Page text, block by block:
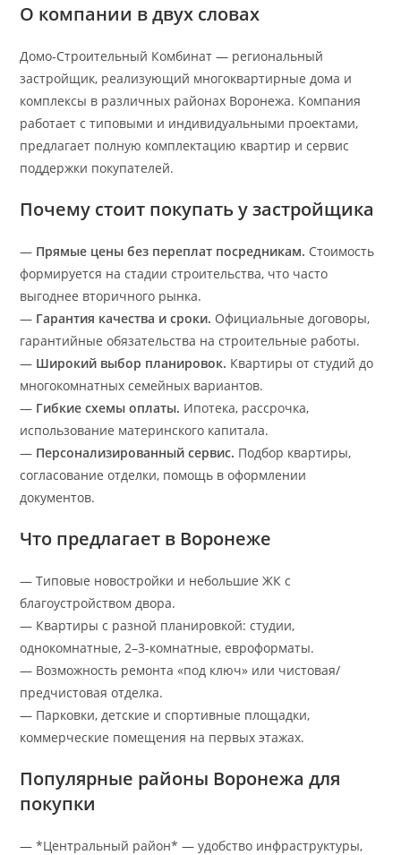
О компании в двух словах
Домо‑Строительный Комбинат — региональный
застройщик, реализующий многоквартирные дома и
комплексы в различных районах Воронежа. Компания
работает с типовыми и индивидуальными проектами,
предлагает полную комплектацию квартир и сервис
поддержки покупателей.
Почему стоит покупать у застройщика
— Прямые цены без переплат посредникам. Стоимость
формируется на стадии строительства, что часто
выгоднее вторичного рынка.
— Гарантия качества и сроки. Официальные договоры,
гарантийные обязательства на строительные работы.
— Широкий выбор планировок. Квартиры от студий до
многокомнатных семейных вариантов.
— Гибкие схемы оплаты. Ипотека, рассрочка,
использование материнского капитала.
— Персонализированный сервис. Подбор квартиры,
согласование отделки, помощь в оформлении
документов.
Что предлагает в Воронеже
— Типовые новостройки и небольшие ЖК с
благоустройством двора.
— Квартиры с разной планировкой: студии,
однокомнатные, 2–3‑комнатные, евроформаты.
— Возможность ремонта «под ключ» или чистовая/
предчистовая отделка.
— Парковки, детские и спортивные площадки,
коммерческие помещения на первых этажах.
Популярные районы Воронежа для
покупки
— *Центральный район* — удобство инфраструктуры,